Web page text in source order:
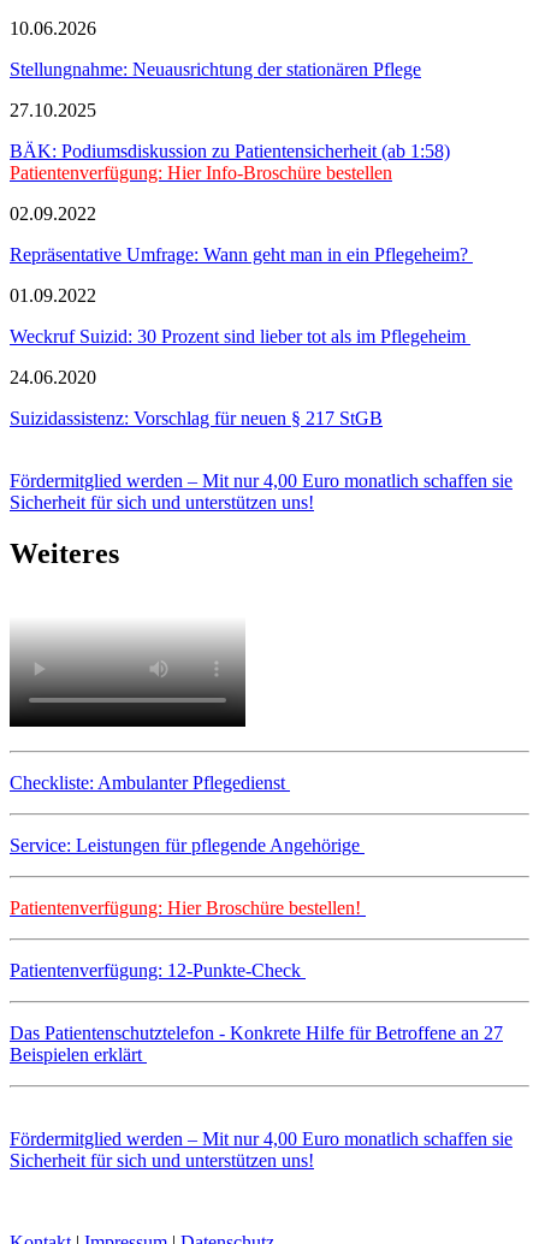
10.06.2026
Stellungnahme: Neuausrichtung der stationären Pflege
27.10.2025
BÄK: Podiumsdiskussion zu Patientensicherheit (ab 1:58)
Patientenverfügung: Hier Info-Broschüre bestellen
02.09.2022
Repräsentative Umfrage: Wann geht man in ein Pflegeheim?
01.09.2022
Weckruf Suizid: 30 Prozent sind lieber tot als im Pflegeheim
24.06.2020
Suizidassistenz: Vorschlag für neuen § 217 StGB
Fördermitglied werden – Mit nur 4,00 Euro monatlich schaffen sie
Sicherheit für sich und unterstützen uns!
Weiteres
Checkliste: Ambulanter Pflegedienst
Service: Leistungen für pflegende Angehörige
Patientenverfügung: Hier Broschüre bestellen!
Patientenverfügung: 12-Punkte-Check
Das Patientenschutztelefon - Konkrete Hilfe für Betroffene an 27
Beispielen erklärt
Fördermitglied werden – Mit nur 4,00 Euro monatlich schaffen sie
Sicherheit für sich und unterstützen uns!